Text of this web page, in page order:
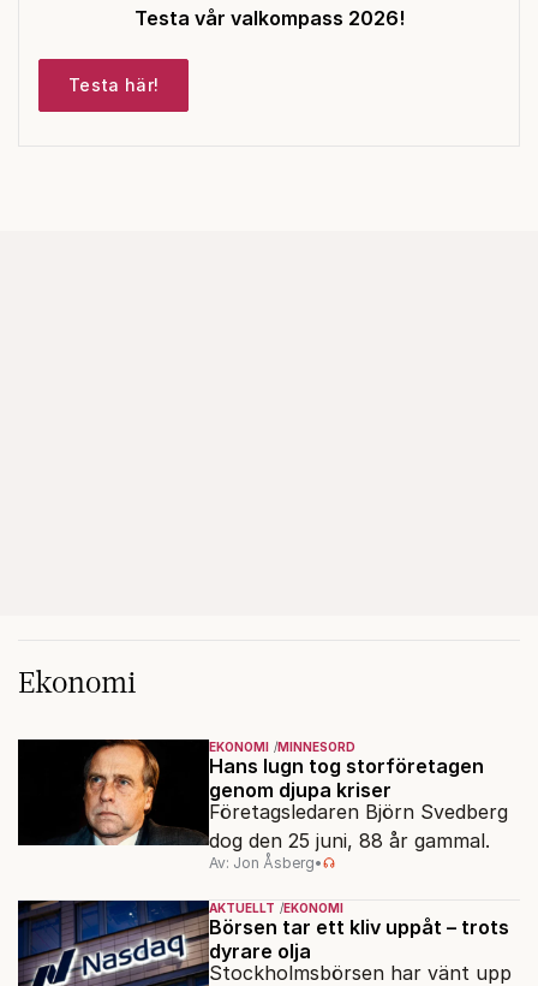
Testa vår valkompass 2026!
Testa här!
Ekonomi
EKONOMI MINNESORD
Hans lugn tog storföretagen
genom djupa kriser
Företagsledaren Björn Svedberg
dog den 25 juni, 88 år gammal.
Av: Jon Åsberg•
AKTUELLT EKONOMI
Börsen tar ett kliv uppåt – trots
dyrare olja
Stockholmsbörsen har vänt upp